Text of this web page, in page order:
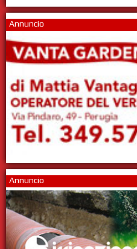
Annuncio
Annuncio